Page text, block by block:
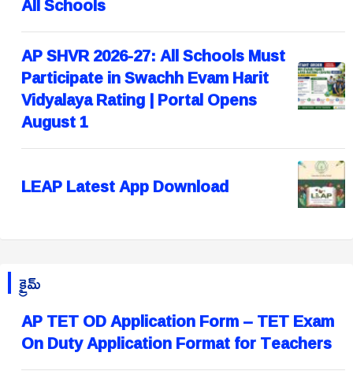
AP SHVR 2026-27: All Schools Must
Participate in Swachh Evam Harit
Vidyalaya Rating | Portal Opens
August 1
LEAP Latest App Download
క్రైమ్
AP TET OD Application Form – TET Exam
On Duty Application Format for Teachers